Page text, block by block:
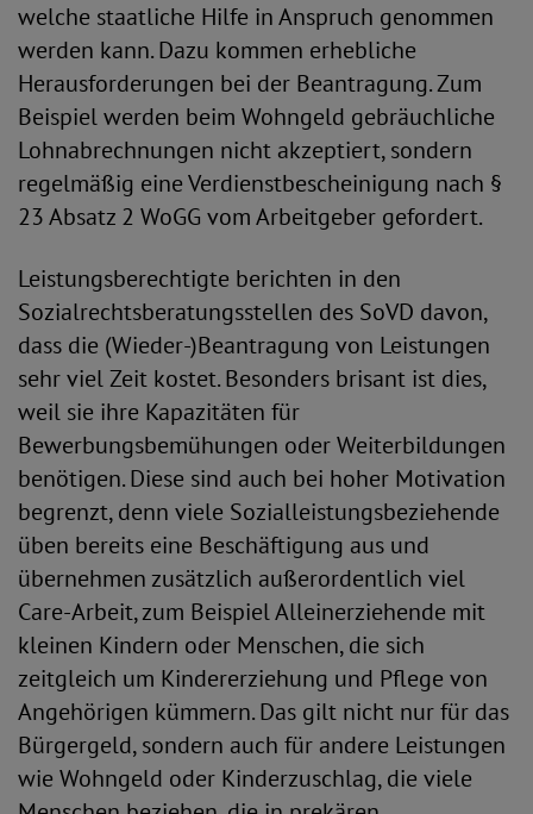
welche staatliche Hilfe in Anspruch genommen
werden kann. Dazu kommen erhebliche
Herausforderungen bei der Beantragung. Zum
Beispiel werden beim Wohngeld gebräuchliche
Lohnabrechnungen nicht akzeptiert, sondern
regelmäßig eine Verdienstbescheinigung nach §
23 Absatz 2 WoGG vom Arbeitgeber gefordert.
Leistungsberechtigte berichten in den
Sozialrechtsberatungsstellen des SoVD davon,
dass die (Wieder-)Beantragung von Leistungen
sehr viel Zeit kostet. Besonders brisant ist dies,
weil sie ihre Kapazitäten für
Bewerbungsbemühungen oder Weiterbildungen
benötigen. Diese sind auch bei hoher Motivation
begrenzt, denn viele Sozialleistungsbeziehende
üben bereits eine Beschäftigung aus und
übernehmen zusätzlich außerordentlich viel
Care-Arbeit, zum Beispiel Alleinerziehende mit
kleinen Kindern oder Menschen, die sich
zeitgleich um Kindererziehung und Pflege von
Angehörigen kümmern. Das gilt nicht nur für das
Bürgergeld, sondern auch für andere Leistungen
wie Wohngeld oder Kinderzuschlag, die viele